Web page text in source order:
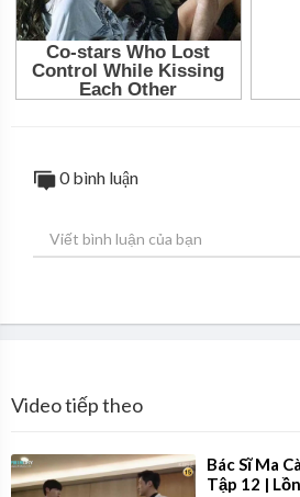
0 bình luận
Video tiếp theo
⁣Bác Sĩ Ma
Tập 12 |